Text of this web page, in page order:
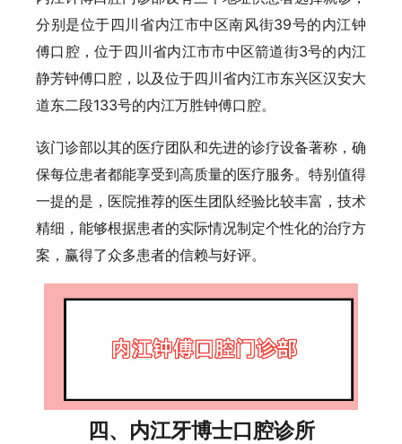
分别是位于四川省内江市中区南风街39号的内江钟
傅口腔，位于四川省内江市市中区箭道街3号的内江
静芳钟傅口腔，以及位于四川省内江市东兴区汉安大
道东二段133号的内江万胜钟傅口腔。
该门诊部以其的医疗团队和先进的诊疗设备著称，确
保每位患者都能享受到高质量的医疗服务。特别值得
一提的是，医院推荐的医生团队经验比较丰富，技术
精细，能够根据患者的实际情况制定个性化的治疗方
案，赢得了众多患者的信赖与好评。
四、内江牙博士口腔诊所